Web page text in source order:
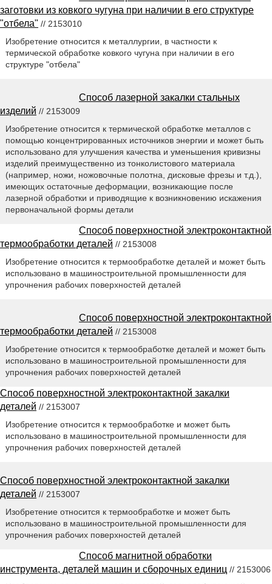
заготовки из ковкого чугуна при наличии в его структуре
"отбела" // 2153010
Изобретение относится к металлургии, в частности к
термической обработке ковкого чугуна при наличии в его
структуре "отбела"
Способ лазерной закалки стальных
изделий // 2153009
Изобретение относится к термической обработке металлов с
помощью концентрированных источников энергии и может быть
использовано для улучшения качества и уменьшения кривизны
изделий преимущественно из тонколистового материала
(например, ножи, ножовочные полотна, дисковые фрезы и т.д.),
имеющих остаточные деформации, возникающие после
лазерной обработки и приводящие к возникновению искажения
первоначальной формы детали
Способ поверхностной электроконтактной
термообработки деталей // 2153008
Изобретение относится к термообработке деталей и может быть
использовано в машиностроительной промышленности для
упрочнения рабочих поверхностей деталей
Способ поверхностной электроконтактной
термообработки деталей // 2153008
Изобретение относится к термообработке деталей и может быть
использовано в машиностроительной промышленности для
упрочнения рабочих поверхностей деталей
Способ поверхностной электроконтактной закалки
деталей // 2153007
Изобретение относится к термообработке и может быть
использовано в машиностроительной промышленности для
упрочнения рабочих поверхностей деталей
Способ поверхностной электроконтактной закалки
деталей // 2153007
Изобретение относится к термообработке и может быть
использовано в машиностроительной промышленности для
упрочнения рабочих поверхностей деталей
Способ магнитной обработки
инструмента, деталей машин и сборочных единиц // 2153006